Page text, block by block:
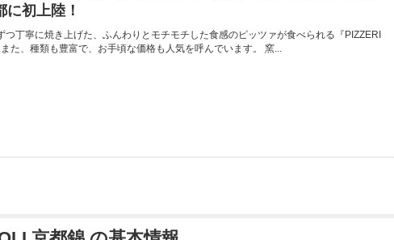
初上陸！
つ丁寧に焼き上げた、ふんわりとモチモチした食感のピッツァが食べられる『PIZZERI
た、種類も豊富で、お手頃な価格も人気を呼んでいます。 窯...